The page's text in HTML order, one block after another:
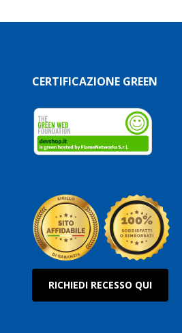
CERTIFICAZIONE GREEN
RICHIEDI RECESSO QUI